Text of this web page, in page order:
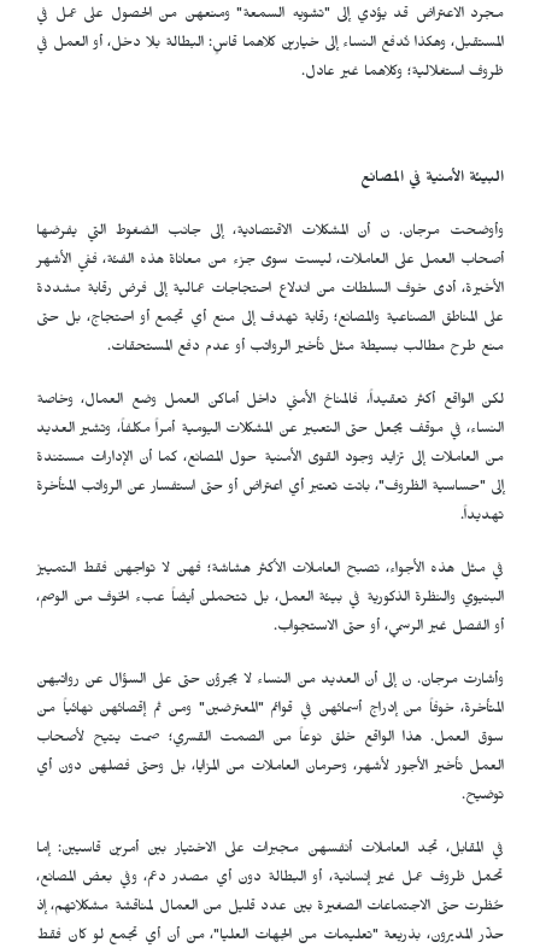
مجرد الاعتراض قد يؤدي إلى "تشويه السمعة" ومنعهن من الحصول على عمل في
المستقبل، وهكذا تُدفع النساء إلى خيارين كلاهما قاسٍ: البطالة بلا دخل، أو العمل في
ظروف استغلالية؛ وكلاهما غير عادل.
البيئة الأمنية في المصانع
وأوضحت مرجان. ن أن المشكلات الاقتصادية، إلى جانب الضغوط التي يفرضها
أصحاب العمل على العاملات، ليست سوى جزء من معاناة هذه الفئة، ففي الأشهر
الأخيرة، أدى خوف السلطات من اندلاع احتجاجات عمالية إلى فرض رقابة مشددة
على المناطق الصناعية والمصانع؛ رقابة تهدف إلى منع أي تجمع أو احتجاج، بل حتى
منع طرح مطالب بسيطة مثل تأخير الرواتب أو عدم دفع المستحقات.
لكن الواقع أكثر تعقيداً، فالمناخ الأمني داخل أماكن العمل وضع العمال، وخاصة
النساء، في موقف يجعل حتى التعبير عن المشكلات اليومية أمراً مكلفاً، وتشير العديد
من العاملات إلى تزايد وجود القوى الأمنية حول المصانع، كما أن الإدارات مستندة
إلى "حساسية الظروف"، باتت تعتبر أي اعتراض أو حتى استفسار عن الرواتب المتأخرة
تهديداً.
في مثل هذه الأجواء، تصبح العاملات الأكثر هشاشة؛ فهن لا تواجهن فقط التمييز
البنيوي والنظرة الذكورية في بيئة العمل، بل تتحملن أيضاً عبء الخوف من الوصم،
أو الفصل غير الرسمي، أو حتى الاستجواب.
وأشارت مرجان. ن إلى أن العديد من النساء لا يجرؤن حتى على السؤال عن رواتبهن
المتأخرة، خوفاً من إدراج أسمائهن في قوائم "المعترضين" ومن ثم إقصائهن نهائياً من
سوق العمل. هذا الواقع خلق نوعاً من الصمت القسري؛ صمت يتيح لأصحاب
العمل تأخير الأجور لأشهر، وحرمان العاملات من المزايا، بل وحتى فصلهن دون أي
توضيح.
في المقابل، تجد العاملات أنفسهن مجبرات على الاختيار بين أمرين قاسيين: إما
تحمّل ظروف عمل غير إنسانية، أو البطالة دون أي مصدر دعم، وفي بعض المصانع،
حُظرت حتى الاجتماعات الصغيرة بين عدد قليل من العمال لمناقشة مشكلاتهم، إذ
حذّر المديرون، بذريعة "تعليمات من الجهات العليا"، من أن أي تجمع لو كان فقط